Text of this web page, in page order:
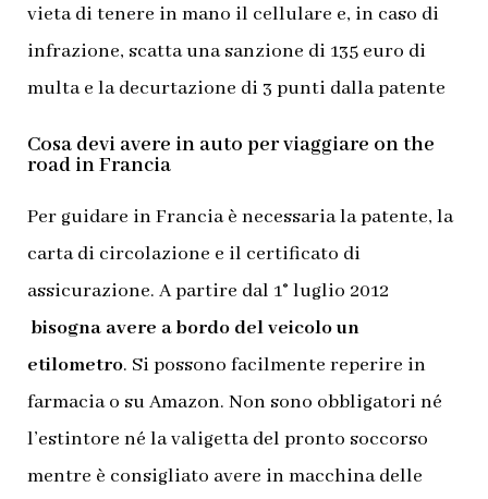
vieta di tenere in mano il cellulare e, in caso di
infrazione, scatta una sanzione di 135 euro di
multa e la decurtazione di 3 punti dalla patente
Cosa devi avere in auto per viaggiare on the
road in Francia
Per guidare in Francia è necessaria la patente, la
carta di circolazione e il certificato di
assicurazione. A partire dal 1° luglio 2012
bisogna avere a bordo del veicolo un
etilometro. Si possono facilmente reperire in
farmacia o su Amazon. Non sono obbligatori né
l’estintore né la valigetta del pronto soccorso
mentre è consigliato avere in macchina delle